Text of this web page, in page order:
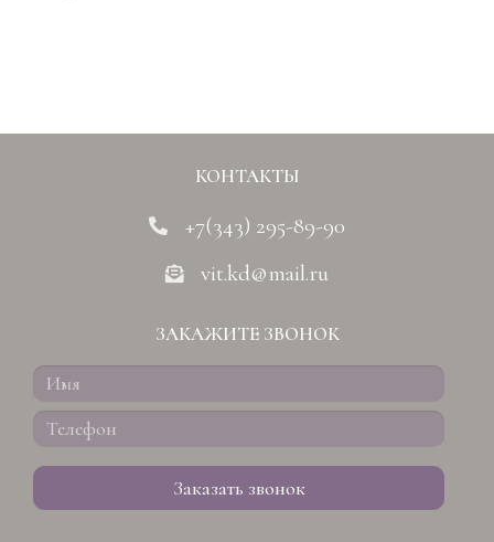
КОНТАКТЫ
+7(343) 295-89-90
vit.kd@mail.ru
ЗАКАЖИТЕ ЗВОНОК
Заказать звонок